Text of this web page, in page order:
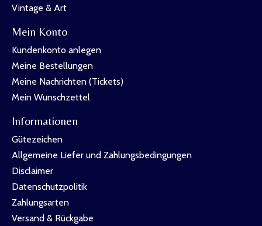
Vintage & Art
Mein Konto
Kundenkonto anlegen
Meine Bestellungen
Meine Nachrichten (Tickets)
Mein Wunschzettel
Informationen
Gütezeichen
Allgemeine Liefer und Zahlungsbedingungen
Disclaimer
Datenschutzpolitik
Zahlungsarten
Versand & Rückgabe